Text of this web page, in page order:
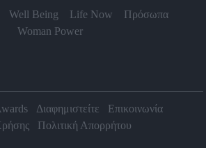
Well Being Life Now
Πρόσωπα
Woman Power
Διαφημιστείτε
Επικοινωνία
Πολιτική Απορρήτου